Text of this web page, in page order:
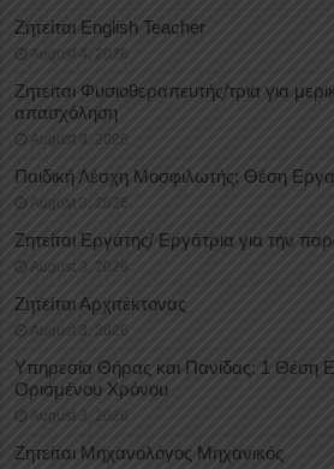
Ζητείται English Teacher
August 4, 2026
Ζητείται Φυσιοθεραπευτής/τρια για
απασχόληση
August 3, 2026
Παιδική Λέσχη Μοσφιλωτής: Θέση
August 3, 2026
Ζητείται Εργάτης/ Εργάτρια για την
August 3, 2026
Ζητείται Αρχιτέκτονας
August 3, 2026
Υπηρεσία Θήρας και Πανίδας: 1 Θέση
Oρισμένου Xρόνου
August 3, 2026
Ζητείται Μηχανολόγος Μηχανικός